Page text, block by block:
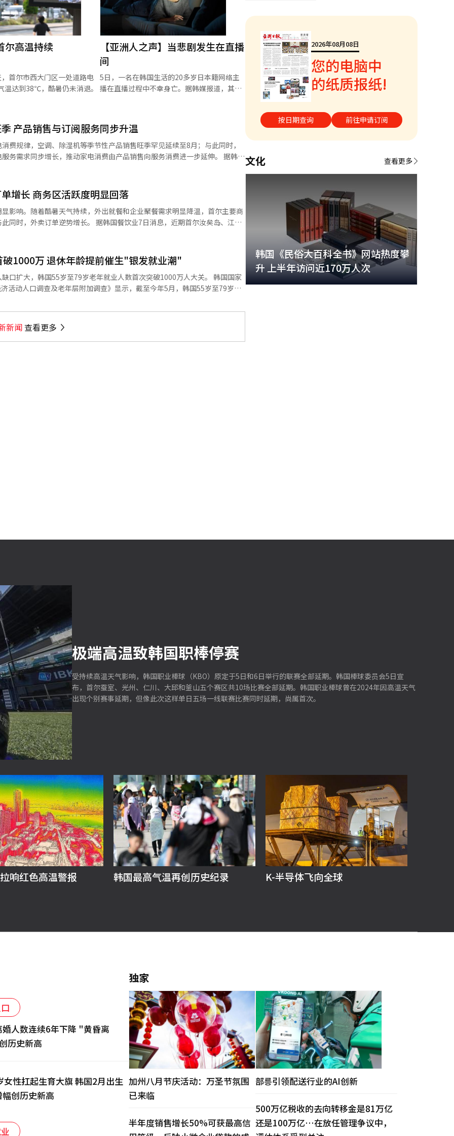
尔高温持续
首尔市西大门区一处道路电
温达到38℃，酷暑仍未消退。
【亚洲人之声】当悲剧发生在直播
间
5日，一名在韩国生活的20多岁日本籍网络主
播在直播过程中不幸身亡。据韩媒报道，其友
起事件迅速登上韩国和日本社交媒体热搜，也
再次引发公众对直播平台、网络围观文化以及
心理健康问题的讨论。 近年来，直播早已从一
种娱乐方式，演变为许多人记录生活、表达自
喜怒哀乐。在算法推动下，真实与表演、私人
空间与公共空间之间的界限也愈发模糊。 此次
事件中，观众
产品销售与订阅服务同步升温
费规律，空调、除湿机等季节性产品销售旺季罕见延续至8月；与此同时，
需求同步增长，推动家电消费由产品销售向服务消费进一步延伸。 据韩国
高温使空调需求迟迟未降，销售旺季罕见延续至8月。 除湿机市场同
增长 商务区活跃度明显回落
影响。随着酷暑天气持续，外出就餐和企业聚餐需求明显降温，首尔主要商
。 据韩国餐饮业7日消息，近期首尔汝矣岛、江
仅剩约3桌，营业额也大幅缩水。 高温天气对线下消费的影响已
1000万 退休年龄提前催生"银发就业潮"
扩大，韩国55岁至79岁老年就业人数首次突破1000万人大关。 韩国国家
活动人口调查及老年层附加调查》显示，截至今年5月，韩国55岁至79岁就
收入不足，是推动老年人继续工作
职业生涯中任职时间最长的“主要工作岗位”的平均年龄为53岁，比韩国
新闻 查看更多
2026年08月08日
您的电脑中
的纸质报纸!
按日期查询 前往申请订阅
文化
韩国《民俗大百科全书》网站热度攀
升 上半年访问近170万人次
查看更多
极端高温致韩国职棒停赛
受持续高温天气影响，韩国职业棒球（KBO）原定于5日和6日举行的联赛全部延期。韩国棒球委员会5日宣
布，首尔蚕室、光州、仁川、大邱和釜山五个赛区共10场比赛全部延期。韩国职业棒球曾在2024年因高温天气
出现个别赛事延期，但像此次这样单日五场一线联赛比赛同时延期，尚属首次。
响红色高温警报 韩国最高气温再创历史纪录 K-半导体飞向全球
婚人数连续6年下降 "黄昏离
历史新高
女性扛起生育大旗 韩国2月出生
创历史新高
独家
加州八月节庆活动：万圣节氛围
已来临
半年度销售增长50%可获最高信
部릉引领配送行业的AI创新
500万亿税收的去向转移金是81万亿
还是100万亿…在放任管理争议中，